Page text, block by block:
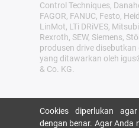
Control Techniques,
FAGOR, FANUC, Festo,
LinMot, LTi DRiVES,
Rexroth, SEW, Siemens,
produsen drive
yang ditawarkan oleh
& Co. KG.
Cookies diperlukan
dengan benar. Agar Anda